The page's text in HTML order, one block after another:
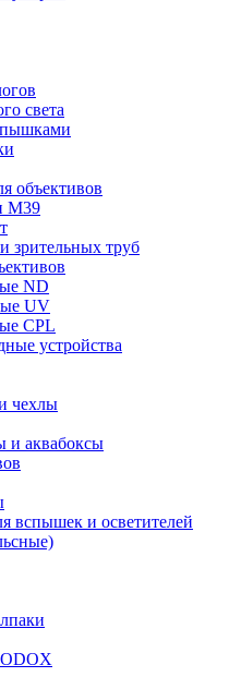
света
объективов
М39
зрительных труб
ND
UV
CPL
устройства
чехлы
и аквабоксы
вспышек и осветителей